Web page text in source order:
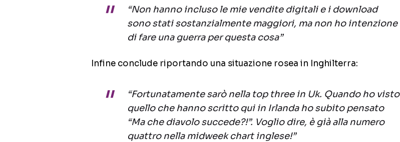
“Non hanno incluso le mie vendite digitali e i download
sono stati sostanzialmente maggiori, ma non ho intenzione
di fare una guerra per questa cosa”
Infine conclude riportando una situazione rosea in Inghilterra:
“Fortunatamente sarò nella top three in Uk. Quando ho visto
quello che hanno scritto qui in Irlanda ho subito pensato
“Ma che diavolo succede?!”. Voglio dire, è già alla numero
quattro nella midweek chart inglese!”